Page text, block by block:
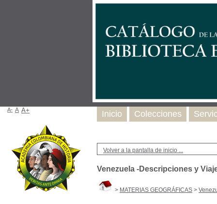
Volver a la pantalla de inicio ...
Venezuela -Descripciones y
> MATERIAS GEOGRÁFICAS >
Inicio Colecciones
A- A A+